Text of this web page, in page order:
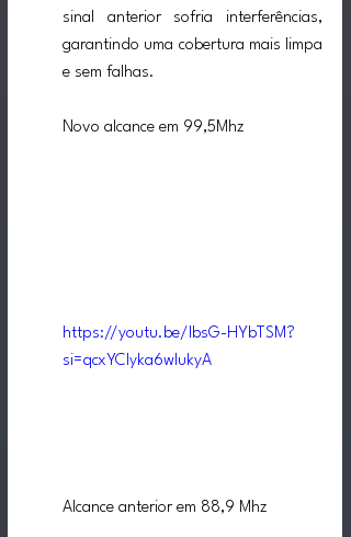
sinal anterior sofria interferências,
garantindo uma cobertura mais limpa
e sem falhas.
Novo alcance em 99,5Mhz
https://youtu.be/lbsG-HYbTSM?
si=qcxYCIyka6wlukyA
Alcance anterior em 88,9 Mhz